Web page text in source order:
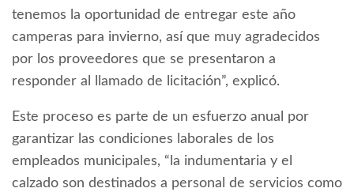
tenemos la oportunidad de entregar este año
camperas para invierno, así que muy agradecidos
por los proveedores que se presentaron a
responder al llamado de licitación”, explicó.
Este proceso es parte de un esfuerzo anual por
garantizar las condiciones laborales de los
empleados municipales, “la indumentaria y el
calzado son destinados a personal de servicios como